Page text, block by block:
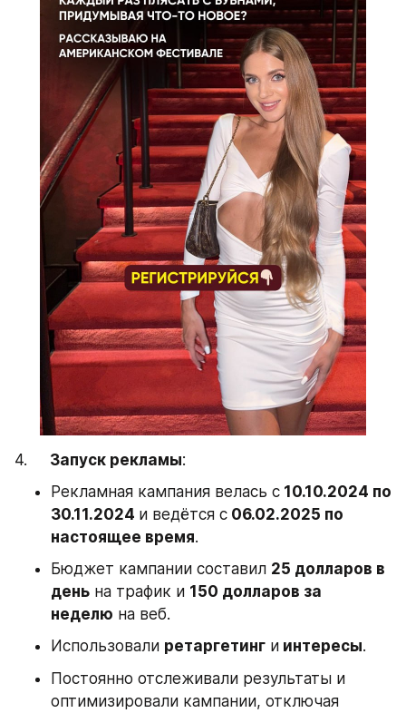
4. Запуск рекламы:
Рекламная кампания велась с 10.10.2024 по
30.11.2024 и ведётся с 06.02.2025 по
настоящее время.
Бюджет кампании составил 25 долларов в
день на трафик и 150 долларов за
неделю на веб.
Использовали ретаргетинг и интересы.
Постоянно отслеживали результаты и
оптимизировали кампании, отключая